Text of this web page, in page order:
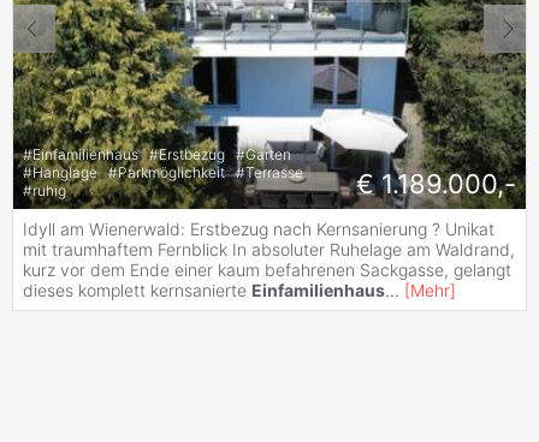
#Einfamilienhaus #Erstbezug #Garten
#Hanglage #Parkmöglichkeit #Terrasse
#ruhig € 1.189.000,-
Idyll am Wienerwald: Erstbezug nach Kernsanierung ? Unikat
mit traumhaftem Fernblick In absoluter Ruhelage am Waldrand,
kurz vor dem Ende einer kaum befahrenen Sackgasse, gelangt
dieses komplett kernsanierte Einfamilienhaus... [Mehr]